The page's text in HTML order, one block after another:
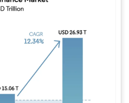
画像 © Mordor Intelligence。再利用には